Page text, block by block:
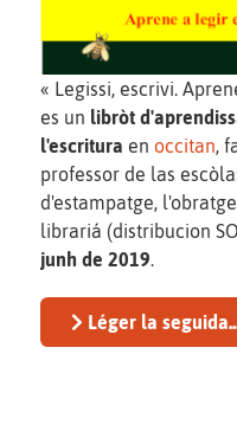
« Legissi, escrivi.
es un libròt
l'escritura en occitan ,
professor de las
d'estampatge,
librariá (distribucion
junh de 2019
Léger la